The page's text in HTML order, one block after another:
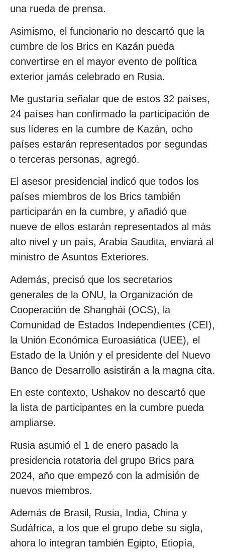
una rueda de prensa.
Asimismo, el funcionario no descartó que la
cumbre de los Brics en Kazán pueda
convertirse en el mayor evento de política
exterior jamás celebrado en Rusia.
Me gustaría señalar que de estos 32 países,
24 países han confirmado la participación de
sus líderes en la cumbre de Kazán, ocho
países estarán representados por segundas
o terceras personas, agregó.
El asesor presidencial indicó que todos los
países miembros de los Brics también
participarán en la cumbre, y añadió que
nueve de ellos estarán representados al más
alto nivel y un país, Arabia Saudita, enviará al
ministro de Asuntos Exteriores.
Además, precisó que los secretarios
generales de la ONU, la Organización de
Cooperación de Shanghái (OCS), la
Comunidad de Estados Independientes (CEI),
la Unión Económica Euroasiática (UEE), el
Estado de la Unión y el presidente del Nuevo
Banco de Desarrollo asistirán a la magna cita.
En este contexto, Ushakov no descartó que
la lista de participantes en la cumbre pueda
ampliarse.
Rusia asumió el 1 de enero pasado la
presidencia rotatoria del grupo Brics para
2024, año que empezó con la admisión de
nuevos miembros.
Además de Brasil, Rusia, India, China y
Sudáfrica, a los que el grupo debe su sigla,
ahora lo integran también Egipto, Etiopía,